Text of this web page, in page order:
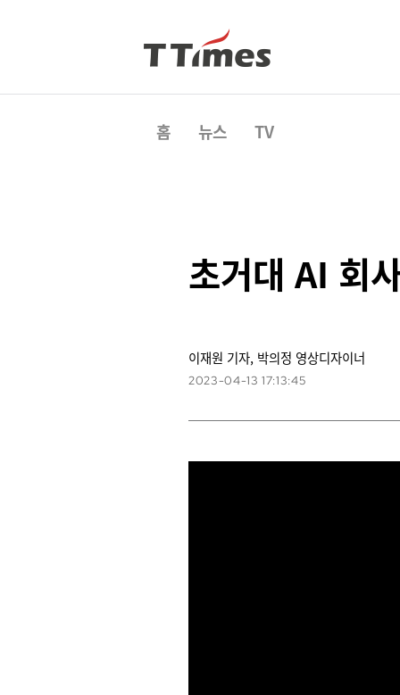
홈 뉴스 TV
초거대 AI 회
이재원 기자, 박의정 영상디자이너
2023-04-13 17:13:45